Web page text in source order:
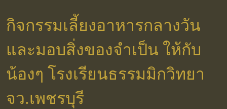
กิจกรรมเลี้ยงอาหารกลางวัน
และมอบสิ่งของจำเป็น ให้กับ
น้องๆ โรงเรียนธรรมมิกวิทยา
จว.เพชรบุรี